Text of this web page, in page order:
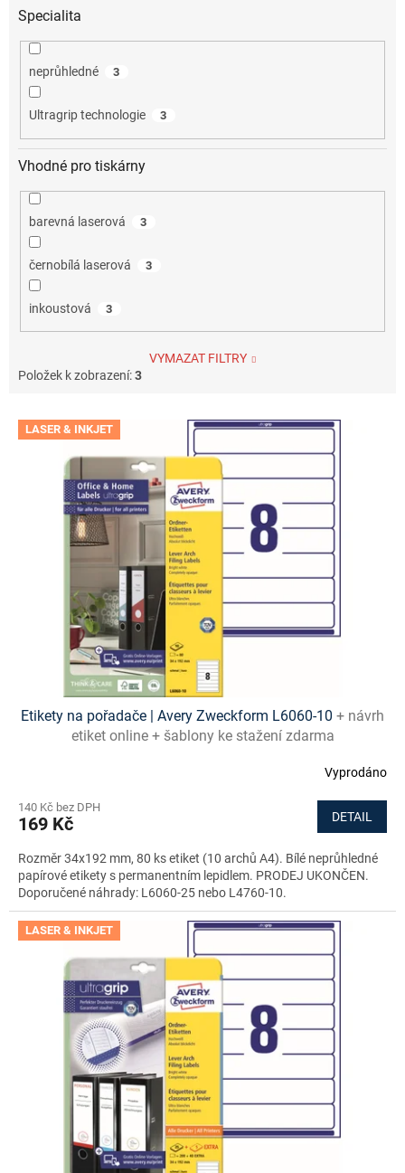
Specialita
neprůhledné 3
Ultragrip technologie 3
Vhodné pro tiskárny
barevná laserová 3
černobílá laserová 3
inkoustová 3
VYMAZAT FILTRY
Položek k zobrazení:3
V LASER & INKJET
Etikety na pořadače | Avery Zweckform L6060-10 + návrh
etiket online + šablony ke stažení zdarma
Vyprodáno
140 Kč bez DPH
169 Kč DETAIL
Rozměr 34x192 mm, 80 ks etiket (10 archů A4). Bílé neprůhledné
papírové etikety s permanentním lepidlem. PRODEJ UKONČEN.
Doporučené náhrady: L6060-25 nebo L4760-10.
LASER & INKJET